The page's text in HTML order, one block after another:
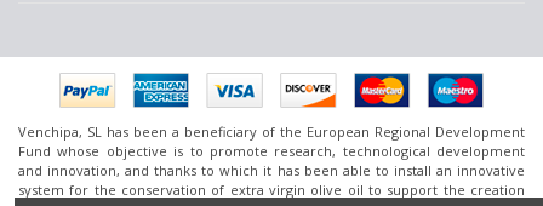
Venchipa, SL has been a beneficiary of the European Regional Development
Fund whose objective is to promote research, technological development
and innovation, and thanks to which it has been able to install an innovative
system for the conservation of extra virgin olive oil to support the creation